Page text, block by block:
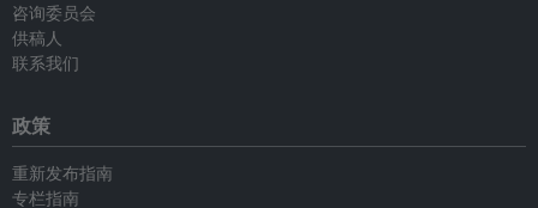
咨询委员会
供稿人
联系我们
政策
重新发布指南
专栏指南